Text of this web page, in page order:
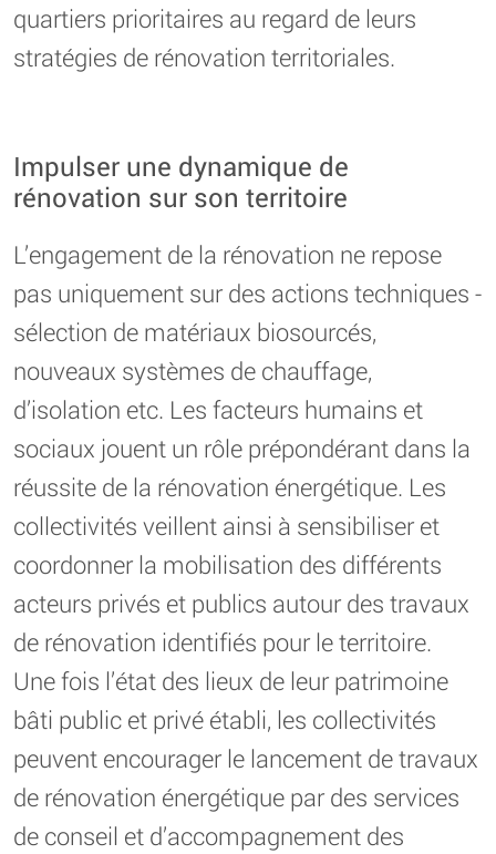
quartiers prioritaires au regard de leurs
stratégies de rénovation territoriales.
Impulser une dynamique de
rénovation sur son territoire
L’engagement de la rénovation ne repose
pas uniquement sur des actions techniques -
sélection de matériaux biosourcés,
nouveaux systèmes de chauffage,
d’isolation etc. Les facteurs humains et
sociaux jouent un rôle prépondérant dans la
réussite de la rénovation énergétique. Les
collectivités veillent ainsi à sensibiliser et
coordonner la mobilisation des différents
acteurs privés et publics autour des travaux
de rénovation identifiés pour le territoire.
Une fois l’état des lieux de leur patrimoine
bâti public et privé établi, les collectivités
peuvent encourager le lancement de travaux
de rénovation énergétique par des services
de conseil et d’accompagnement des